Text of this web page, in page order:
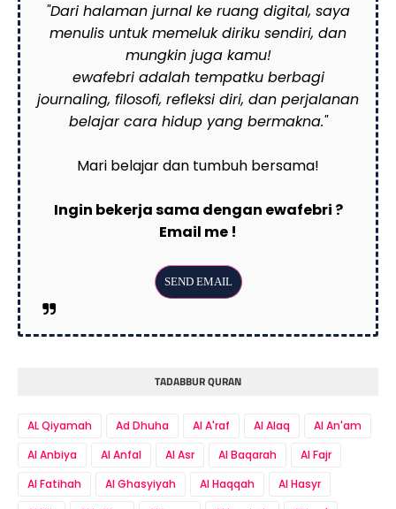
"Dari halaman jurnal ke ruang digital, saya
menulis untuk memeluk diriku sendiri, dan
mungkin juga kamu!
ewafebri adalah tempatku berbagi
journaling, filosofi, refleksi diri, dan perjalanan
belajar cara hidup yang bermakna."
Mari belajar dan tumbuh bersama!
Ingin bekerja sama dengan ewafebri ?
Email me !
TADABBUR QURAN
AL Qiyamah Ad Dhuha Al A'raf Al Alaq
Al An'am
Al Anbiya
Al Anfal Al Asr Al Baqarah
Al Fajr
Al Fatihah
Al Ghasyiyah Al Haqqah
Al Hasyr